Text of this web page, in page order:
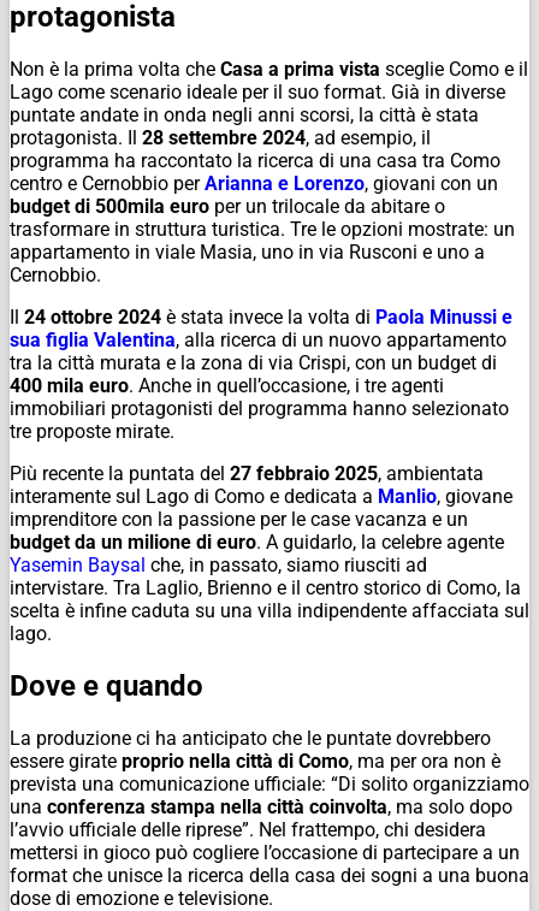
protagonista
Non è la prima volta che Casa a prima vista sceglie Como e il
Lago come scenario ideale per il suo format. Già in diverse
puntate andate in onda negli anni scorsi, la città è stata
protagonista. Il 28 settembre 2024, ad esempio, il
programma ha raccontato la ricerca di una casa tra Como
centro e Cernobbio perArianna e Lorenzo, giovani con un
budget di 500mila euro per un trilocale da abitare o
trasformare in struttura turistica. Tre le opzioni mostrate: un
appartamento in viale Masia, uno in via Rusconi e uno a
Cernobbio.
Il 24 ottobre 2024 è stata invece la volta di Paola Minussi e
sua figlia Valentina, alla ricerca di un nuovo appartamento
tra la città murata e la zona di via Crispi, con un budget di
400 mila euro. Anche in quell’occasione, i tre agenti
immobiliari protagonisti del programma hanno selezionato
tre proposte mirate.
Più recente la puntata del 27 febbraio 2025, ambientata
interamente sul Lago di Como e dedicata a Manlio, giovane
imprenditore con la passione per le case vacanza e un
budget da un milione di euro. A guidarlo, la celebre agente
Yasemin Baysal che, in passato, siamo riusciti ad
intervistare. Tra Laglio, Brienno e il centro storico di Como, la
scelta è infine caduta su una villa indipendente affacciata sul
lago.
Dove e quando
La produzione ci ha anticipato che le puntate dovrebbero
essere girate proprio nella città di Como, ma per ora non è
prevista una comunicazione ufficiale: “Di solito organizziamo
una conferenza stampa nella città coinvolta, ma solo dopo
l’avvio ufficiale delle riprese”. Nel frattempo, chi desidera
mettersi in gioco può cogliere l’occasione di partecipare a un
format che unisce la ricerca della casa dei sogni a una buona
dose di emozione e televisione.